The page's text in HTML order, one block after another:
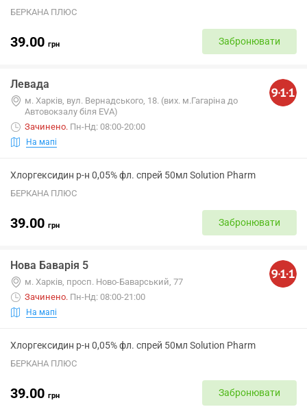
БЕРКАНА ПЛЮС
39.00 грн Забронювати
Левада
м. Харків, вул. Вернадського, 18. (вих. м.Гагаріна до
Автовокзалу біля EVA)
Зачинено. Пн-Нд: 08:00-20:00
На мапі
Хлоргексидин р-н 0,05% фл. спрей 50мл Solution Pharm
БЕРКАНА ПЛЮС
39.00 грн Забронювати
Нова Баварія 5
м. Харків, просп. Ново-Баварський, 77
Зачинено. Пн-Нд: 08:00-21:00
На мапі
Хлоргексидин р-н 0,05% фл. спрей 50мл Solution Pharm
БЕРКАНА ПЛЮС
39.00 грн Забронювати